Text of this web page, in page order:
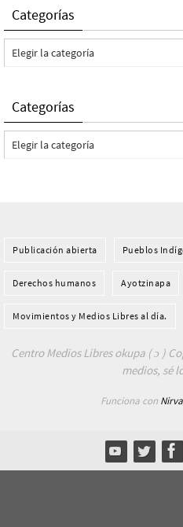
Categorías
Categorías
Categorías
Categorías
Publicación abierta Pueblos
Derechos humanos Ayotzinapa
Movimientos y Medios Libres al día.
Centro Medios Libres okupa ( ɔ )
medios, sé
Funciona con